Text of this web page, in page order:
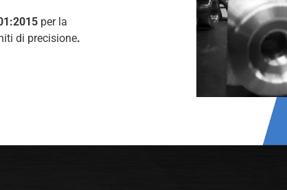
per la
di precisione.